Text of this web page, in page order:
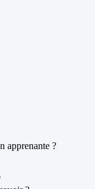
apprenante ?